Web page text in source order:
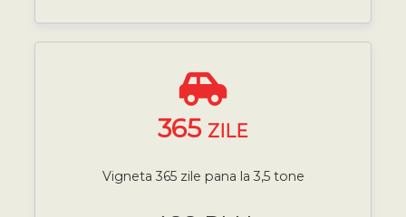
365 ZILE
Vigneta 365 zile pana la 3,5 tone